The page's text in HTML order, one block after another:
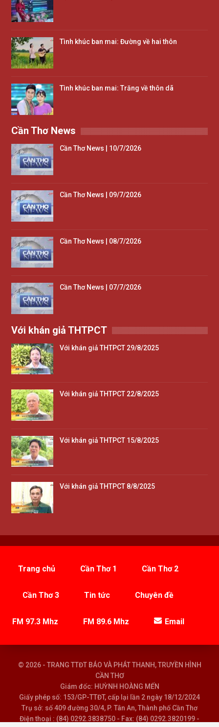
Tình khúc ban mai: Đường về hai thôn
Tình khúc ban mai: Trăng về thôn dã
Cần Thơ News
Cần Thơ News | 10/7/2026
Cần Thơ News | 09/7/2026
Cần Thơ News | 08/7/2026
Cần Thơ News | 07/7/2026
Với khán giả THTPCT
Với khán giả THTPCT 29/8/2025
Với khán giả THTPCT 22/8/2025
Với khán giả THTPCT 15/8/2025
Với khán giả THTPCT 8/8/2025
Trang chủ Cần Thơ 1 Cần Thơ 2
Cần Thơ 3 Tin tức Chuyên đề
FM 97.3 Mhz FM 89.6 Mhz Email
© 2026 - TRANG TTĐT BÁO VÀ PHÁT THANH, TRUYỀN HÌNH
CẦN THƠ
Giám đốc: HUỲNH HOÀNG MẾN
Giấy phép số: 153/GP-TTĐT, cấp lại lần 2 ngày 18/12/2024
Trụ sở: số 409 đường 30/4, P. Tân An, Thành phố Cần Thơ
Điện thoại : (84) 0292.3838750 - Fax: (84) 0292.3820199 -